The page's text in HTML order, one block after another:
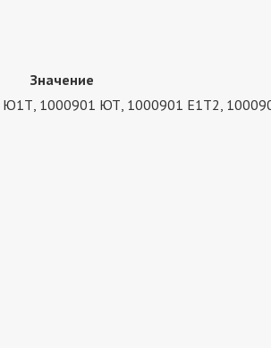
Значение
1000901 ЮТ, 1000901 Е1Т2,